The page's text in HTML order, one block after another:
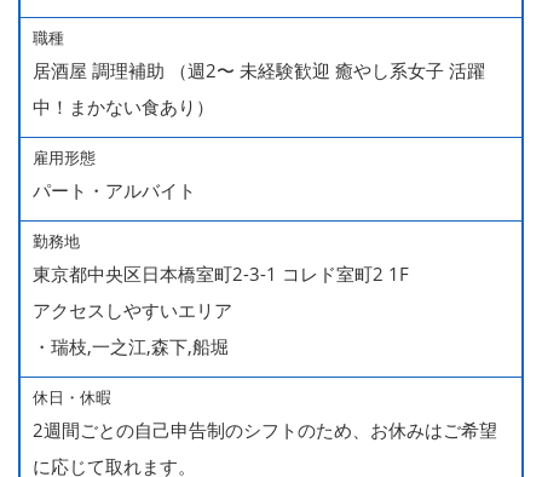
職種
居酒屋 調理補助 （週2〜 未経験歓迎 癒やし系女子 活躍
中！まかない食あり）
雇用形態
パート・アルバイト
勤務地
東京都中央区日本橋室町2-3-1 コレド室町2 1F
アクセスしやすいエリア
・瑞枝,一之江,森下,船堀
休日・休暇
2週間ごとの自己申告制のシフトのため、お休みはご希望
に応じて取れます。